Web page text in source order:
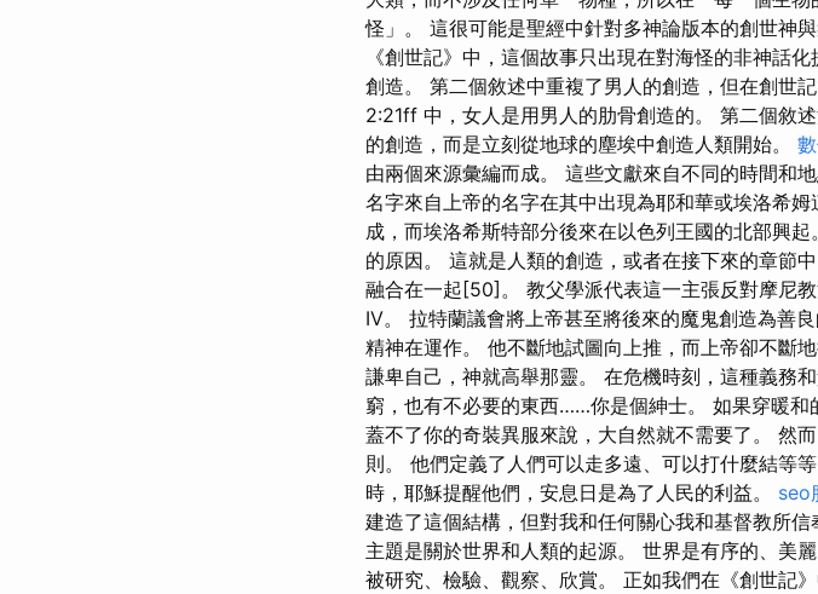
怪」。 這很可能是聖經中針對多神論版本的創世神
《創世記》中，這個故事只出現在對海怪的非神話
創造。 第二個敘述中重複了男人的創造，但在創世
2:21ff 中，女人是用男人的肋骨創造的。 第二個敘
的創造，而是立刻從地球的塵埃中創造人類開始。
由兩個來源彙編而成。 這些文獻來自不同的時間和
名字來自上帝的名字在其中出現為耶和華或埃洛希
成，而埃洛希斯特部分後來在以色列王國的北部興
的原因。 這就是人類的創造，或者在接下來的章節
融合在一起[50]。 教父學派代表這一主張反對摩尼
IV。 拉特蘭議會將上帝甚至將後來的魔鬼創造為善
精神在運作。 他不斷地試圖向上推，而上帝卻不斷
謙卑自己，神就高舉那靈。 在危機時刻，這種義務
窮，也有不必要的東西……你是個紳士。 如果穿暖
蓋不了你的奇裝異服來說，大自然就不需要了。 然
則。 他們定義了人們可以走多遠、可以打什麼結等
時，耶穌提醒他們，安息日是為了人民的利益。 seo
建造了這個結構，但對我和任何關心我和基督教所
主題是關於世界和人類的起源。 世界是有序的、美
被研究、檢驗、觀察、欣賞。 正如我們在《創世記